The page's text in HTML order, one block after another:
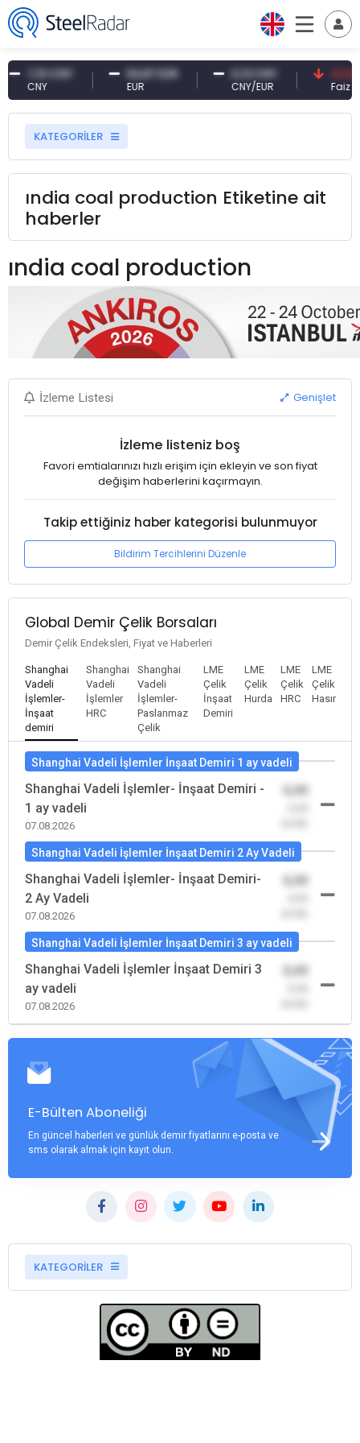
7,10 CNY
CNY
54,87 EUR
EUR
0,13 CNY
CNY/EUR
41,53
Faiz
KATEGORİLER
ındia coal production Etiketine ait
haberler
ındia coal production
İzleme Listesi Genişlet
İzleme listeniz boş
Favori emtialarınızı hızlı erişim için ekleyin ve son fiyat
değişim haberlerini kaçırmayın.
Takip ettiğiniz haber kategorisi bulunmuyor
Bildirim Tercihlerini Düzenle
Global Demir Çelik Borsaları
Demir Çelik Endeksleri, Fiyat ve Haberleri
Shanghai
Vadeli
İşlemler-
İnşaat
demiri
Shanghai
Vadeli
İşlemler
HRC
Shanghai
Vadeli
İşlemler-
Paslanmaz
Çelik
LME
Çelik
İnşaat
Demiri
LME
Çelik
Hurda
LME
Çelik
HRC
LME
Çelik
Hasır
Shanghai Vadeli İşlemler İnşaat Demiri 1 ay vadeli
Shanghai Vadeli İşlemler- İnşaat Demiri -
1 ay vadeli
07.08.2026
0,00
Shanghai Vadeli İşlemler İnşaat Demiri 2 Ay Vadeli
Shanghai Vadeli İşlemler- İnşaat Demiri-
2 Ay Vadeli
07.08.2026
0,00
Shanghai Vadeli İşlemler İnşaat Demiri 3 ay vadeli
Shanghai Vadeli İşlemler İnşaat Demiri 3
ay vadeli
07.08.2026
0,00
E-Bülten Aboneliği
En güncel haberleri ve günlük demir fiyatlarını e-posta ve
sms olarak almak için kayıt olun.
KATEGORİLER